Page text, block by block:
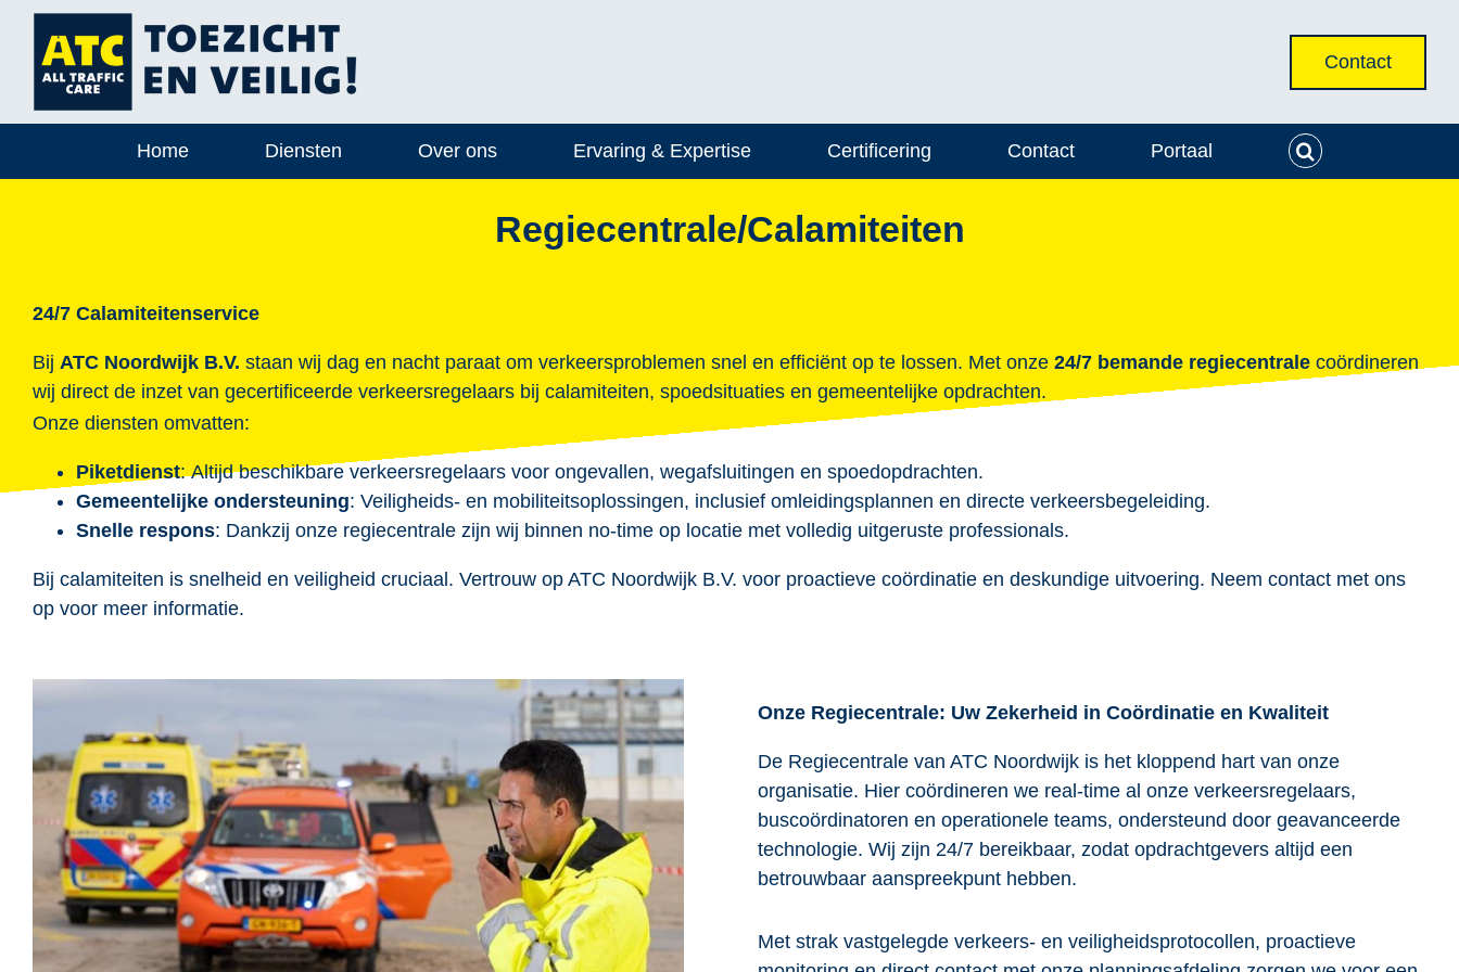
inhoud
Contact
Home Diensten Over ons Ervaring & Expertise Certificering Contact Portaal
Regiecentrale/Calamiteiten
24/7 Calamiteitenservice
Bij ATC Noordwijk B.V. staan wij dag en nacht paraat om verkeersproblemen snel en efficiënt op te lossen. Met onze 24/7 bemande regiecentralecoördineren
wij direct de inzet van gecertificeerde verkeersregelaars bij calamiteiten, spoedsituaties en gemeentelijke opdrachten.
Onze diensten omvatten:
Piketdienst: Altijd beschikbare verkeersregelaars voor ongevallen, wegafsluitingen en spoedopdrachten.
Gemeentelijke ondersteuning: Veiligheids- en mobiliteitsoplossingen, inclusief omleidingsplannen en directe verkeersbegeleiding.
Snelle respons: Dankzij onze regiecentrale zijn wij binnen no-time op locatie met volledig uitgeruste professionals.
Bij calamiteiten is snelheid en veiligheid cruciaal. Vertrouw op ATC Noordwijk B.V. voor proactieve coördinatie en deskundige uitvoering. Neem contact met ons
op voor meer informatie.
Onze Regiecentrale: Uw Zekerheid in Coördinatie en Kwaliteit
De Regiecentrale van ATC Noordwijk is het kloppend hart van onze
organisatie. Hier coördineren we real-time al onze verkeersregelaars,
buscoördinatoren en operationele teams, ondersteund door geavanceerde
technologie. Wij zijn 24/7 bereikbaar, zodat opdrachtgevers altijd een
betrouwbaar aanspreekpunt hebben.
Met strak vastgelegde verkeers- en veiligheidsprotocollen, proactieve